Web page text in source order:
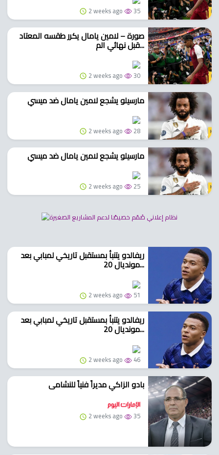
2 weeks ago 35
صورة – لامين يامال يكرر طقسه المعتاد
قبل نهائي الم...
2 weeks ago 30
مارسيلو يشجع لامين يامال ضد ميسي
2 weeks ago 28
مارسيلو يشجع لامين يامال ضد ميسي
2 weeks ago 25
ريفالدو يتنبأ بمستقبل تاريخي لمبابي بعد
مونديال 20...
2 weeks ago 51
ريفالدو يتنبأ بمستقبل تاريخي لمبابي بعد
مونديال 20...
2 weeks ago 46
بادو الزاكي مديراً فنياً للنشامى
2 weeks ago 35